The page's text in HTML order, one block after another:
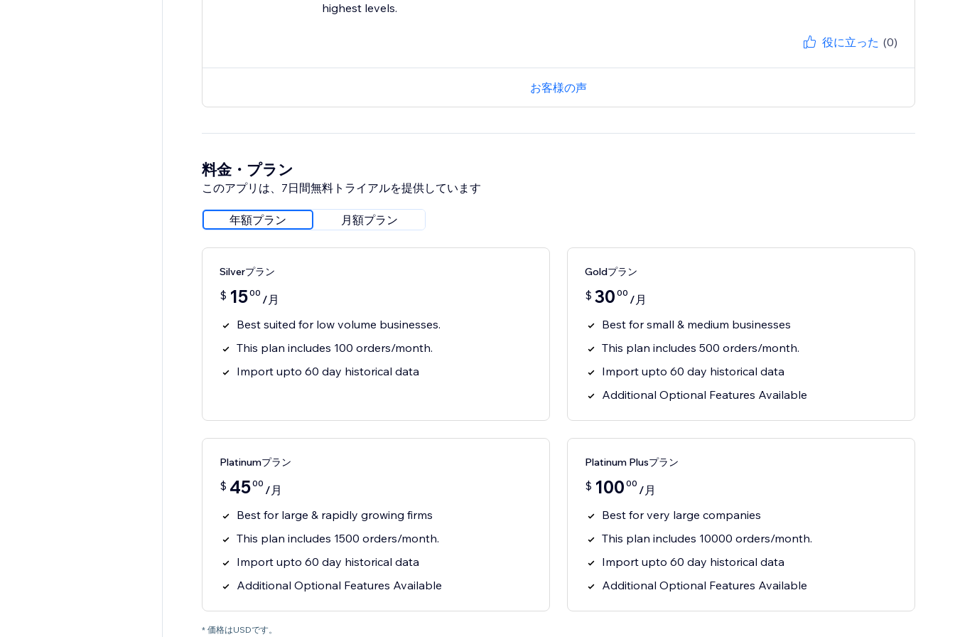
highest levels.
役に立った (0)
お客様の声
料金・プラン
このアプリは、7日間無料トライアルを提供しています
年額プラン 月額プラン
Silverプラン
$ 1500 /月
Best suited for low volume businesses.
This plan includes 100 orders/month.
Import upto 60 day historical data
Goldプラン
$ 30 00 /月
Best for small & medium businesses
This plan includes 500 orders/month.
Import upto 60 day historical data
Additional Optional Features Available
Platinumプラン
$ 4500 /月
Best for large & rapidly growing firms
This plan includes 1500 orders/month.
Import upto 60 day historical data
Additional Optional Features Available
Platinum Plusプラン
$ 100 00 /月
Best for very large companies
This plan includes 10000 orders/month.
Import upto 60 day historical data
Additional Optional Features Available
* 価格はUSDです。